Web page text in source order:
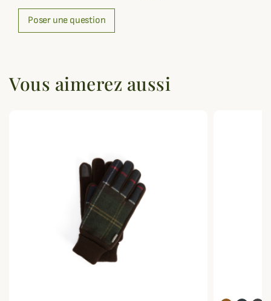
Poser une question
Vous aimerez aussi